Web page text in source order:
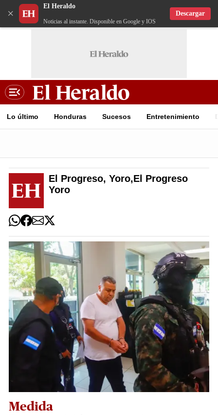
×
El Heraldo
Noticias al instante. Disponible en Google y IOS
Descargar
Lo último Honduras Sucesos Entretenimiento
El Progreso, Yoro,El Progreso
Yoro
Medida